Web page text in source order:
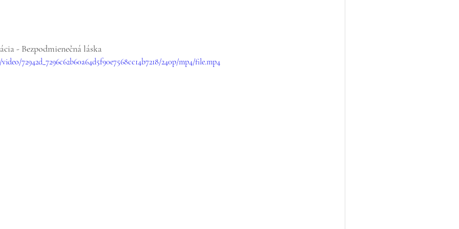
- Bezpodmienečná láska
72942d_7296c62b60a64d5f90e7568cc14b7218/240p/mp4/file.mp4